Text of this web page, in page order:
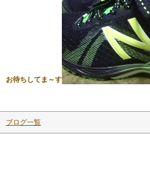
お待ちしてま～す
ブログ一覧